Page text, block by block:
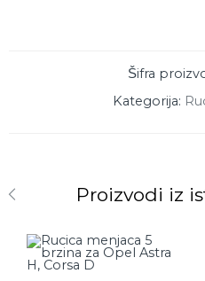
Šifra
Kategorija:
Proizvodi iz